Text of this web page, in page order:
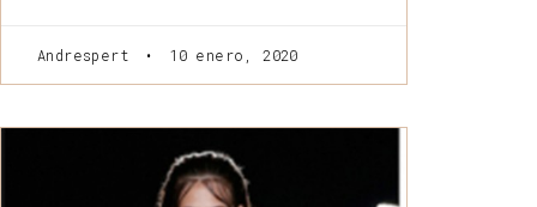
Andrespert 10 enero, 2020